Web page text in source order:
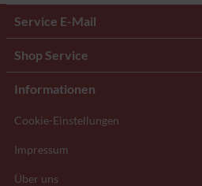
Service E-Mail
Shop Service
Informationen
Cookie-Einstellungen
Impressum
Über uns